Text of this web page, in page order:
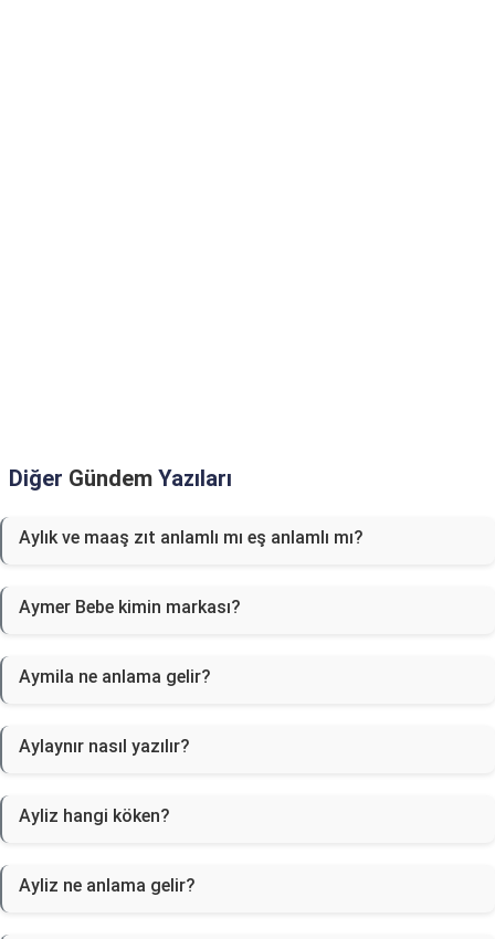
Diğer Gündem Yazıları
Aylık ve maaş zıt anlamlı mı eş anlamlı mı?
Aymer Bebe kimin markası?
Aymila ne anlama gelir?
Aylaynır nasıl yazılır?
Ayliz hangi köken?
Ayliz ne anlama gelir?